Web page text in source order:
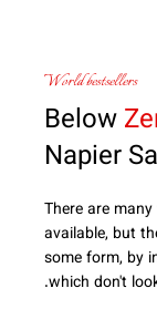
World bestsellers
Below
Napier
There are
available, but
some form, by
which don't